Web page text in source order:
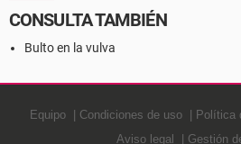
CONSULTA TAMBIÉN
Bulto en la vulva
Equipo Condiciones de uso Política
Aviso legal
Gestión